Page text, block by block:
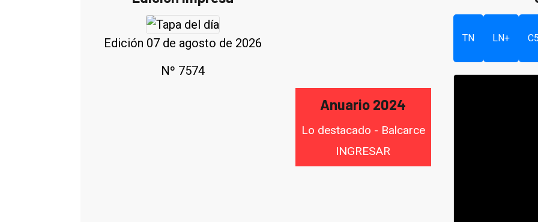
Edición 07 de agosto de 2026
Nº 7574
Anuario 2024
Lo destacado - Balcarce
INGRESAR
TN LN+